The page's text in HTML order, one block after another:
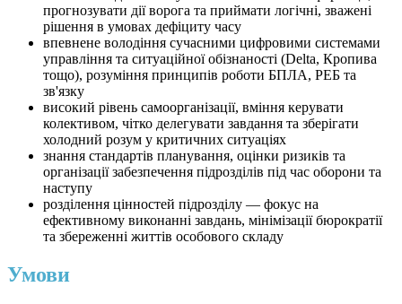
прогнозувати дії ворога та приймати логічні, зважені
рішення в умовах дефіциту часу
впевнене володіння сучасними цифровими системами
управління та ситуаційної обізнаності (Delta, Кропива
тощо), розуміння принципів роботи БПЛА, РЕБ та
зв'язку
високий рівень самоорганізації, вміння керувати
колективом, чітко делегувати завдання та зберігати
холодний розум у критичних ситуаціях
знання стандартів планування, оцінки ризиків та
організації забезпечення підрозділів під час оборони та
наступу
розділення цінностей підрозділу — фокус на
ефективному виконанні завдань, мінімізації бюрократії
та збереженні життів особового складу
Умови